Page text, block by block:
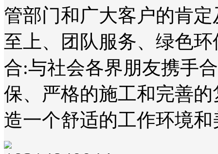
管部门和广大客户的肯
至上、团队服务、绿色
合:与社会各界朋友携手
保、严格的施工和完善
造一个舒适的工作环境